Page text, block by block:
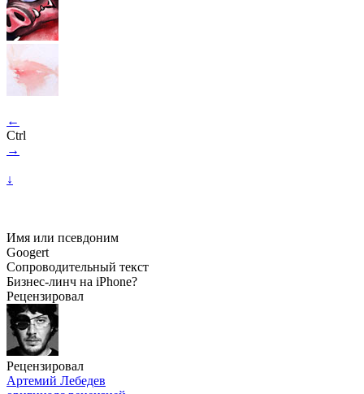
←
Ctrl
→
↓
Имя или псевдоним
Googert
Сопроводительный текст
Бизнес-линч на iPhone?
Рецензировал
Рецензировал
Артемий Лебедев